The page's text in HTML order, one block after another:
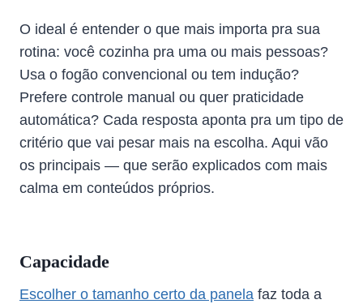
O ideal é entender o que mais importa pra sua
rotina: você cozinha pra uma ou mais pessoas?
Usa o fogão convencional ou tem indução?
Prefere controle manual ou quer praticidade
automática? Cada resposta aponta pra um tipo de
critério que vai pesar mais na escolha. Aqui vão
os principais — que serão explicados com mais
calma em conteúdos próprios.
Capacidade
Escolher o tamanho certo da panela faz toda a